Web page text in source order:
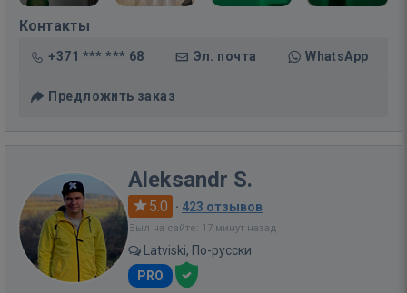
Контакты
+371 *** *** 68 Эл. почта WhatsApp
Предложить заказ
Aleksandr S.
5.0 · 423 отзывов
Был на сайте: 17 минут назад
Latviski, По-русски
PRO